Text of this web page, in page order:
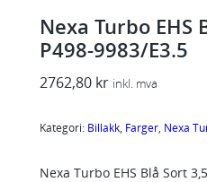
Nexa Turbo EHS
P498-9983/E3.5
2762,80 kr inkl. mva
Kategori: Billakk, Farger, Nexa
Nexa Turbo EHS Blå Sort